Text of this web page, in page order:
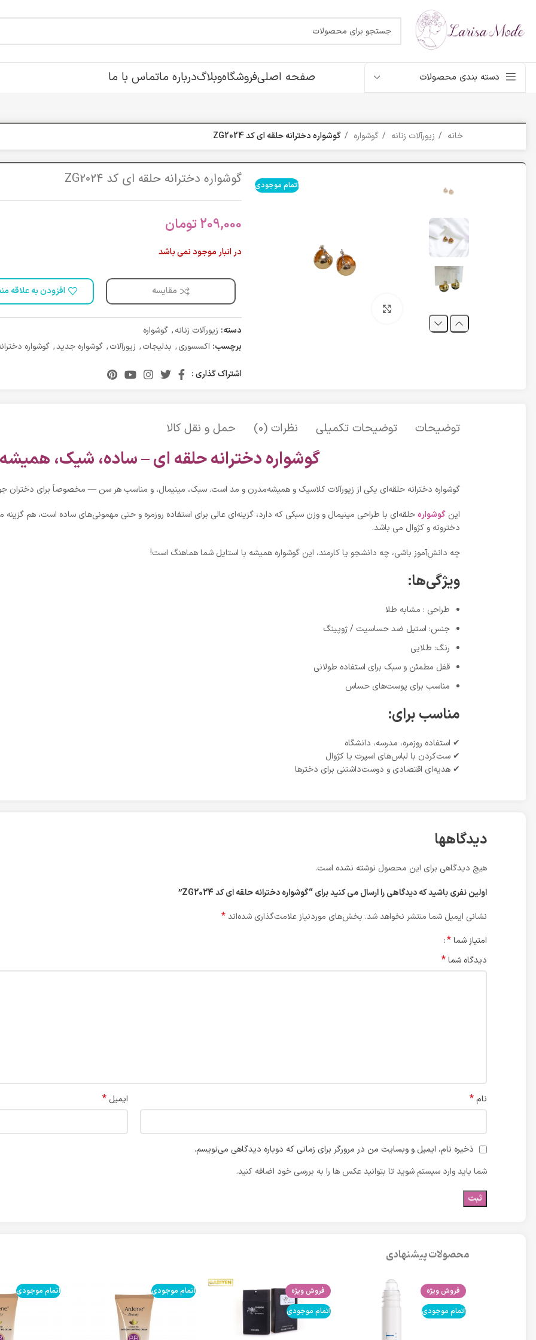
دسته بندی محصولات صفحه اصلیفروشگاهوبلاگدرباره ماتماس با ما
خانه زیورآلات زنانه گوشواره گوشواره دخترانه حلقه ای کد ZG2024
اتمام موجودی گوشواره دخترانه حلقه ای کد ZG2024
209,000تومان
در انبار موجود نمی باشد
مقایسه افزودن به علاقه
دسته: زیورآلات زنانه, گوشواره
برچسب: اکسسوری, بدلیجات, زیورآلات, گوشواره جدید, گوشواره
اشتراک گذاری :
توضیحات توضیحات تکمیلی نظرات (0) حمل و نقل کالا
گوشواره دخترانه حلقه ای – ساده، شیک،
گوشواره دخترانه حلقه‌ای یکی از زیورآلات کلاسیک و همیشه‌مدرن و مد است. سبک، مینیمال، و مناسب هر سن — مخصوصاً برای دختران
این گوشوارهحلقه‌ای با طراحی مینیمال و وزن سبکی که دارد، گزینه‌ای عالی برای استفاده روزمره و حتی مهمونی‌های ساده‌ است، هم گزینه
دخترونه و کژوال می باشد.
چه دانش‌آموز باشی، چه دانشجو یا کارمند، این گوشواره همیشه با استایل شما هماهنگ است!
ویژگی‌ها:
طراحی : مشابه طلا
جنس: استیل ضد حساسیت / ژوپینگ
رنگ: طلایی
قفل مطمئن و سبک برای استفاده طولانی
مناسب برای پوست‌های حساس
مناسب برای:
✔ استفاده روزمره، مدرسه، دانشگاه
✔ ست‌کردن با لباس‌های اسپرت یا کژوال
✔ هدیه‌ای اقتصادی و دوست‌داشتنی برای دخترها
دیدگاهها
هیچ دیدگاهی برای این محصول نوشته نشده است.
اولین نفری باشید که دیدگاهی را ارسال می کنید برای “گوشواره دخترانه حلقه ای کد ZG2024”
نشانی ایمیل شما منتشر نخواهد شد. بخش‌های موردنیاز علامت‌گذاری شده‌اند*
امتیاز شما*
دیدگاه شما*
نام * ایمیل *
ذخیره نام، ایمیل و وبسایت من در مرورگر برای زمانی که دوباره دیدگاهی می‌نویسم.
شما باید وارد سیستم شوید تا بتوانید عکس ها را به بررسی خود اضافه کنید.
محصولات پیشنهادی
فروش ویژه
اتمام موجودی
فروش ویژه
اتمام موجودی
اتمام موجودی اتمام موجودی